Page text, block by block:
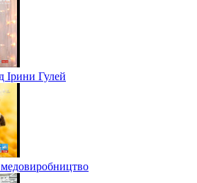
Ірини Гулей
медовиробництво